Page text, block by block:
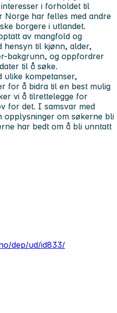
i forholdet til
Norge har felles med andre
borgere i utlandet.
av mangfold og
hensyn til kjønn, alder,
bakgrunn, og oppfordrer
til å søke.
ulike kompetanser,
for å bidra til en best mulig
vi å tilrettelegge for
for det. I samsvar med
opplysninger om søkerne bli
har bedt om å bli unntatt
dep/ud/id833/